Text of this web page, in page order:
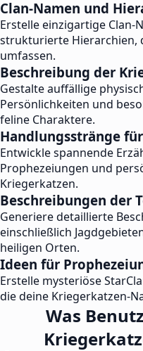
Clan-Namen und
Erstelle einzigartige Clan-
strukturierte Hierarchien,
umfassen.
Beschreibung der
Gestalte auffällige
Persönlichkeiten und
feline Charaktere.
Handlungsstränge
Entwickle spannende
Prophezeiungen und
Kriegerkatzen.
Beschreibungen der
Generiere detaillierte
einschließlich
heiligen Orten.
Ideen für
Erstelle mysteriöse
die deine Kriegerkatzen-
Was